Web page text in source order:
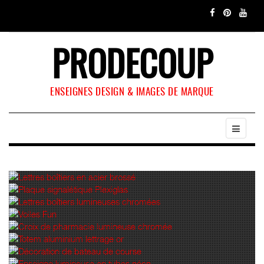
PRODECOUP
ENSEIGNES DESIGN & IMAGES DE MARQUE